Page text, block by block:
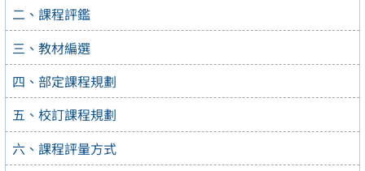
二、課程評鑑
三、教材編選
四、部定課程規劃
五、校訂課程規劃
六、課程評量方式